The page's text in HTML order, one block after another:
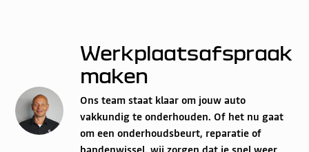
Werkplaatsafspraak
maken
Ons team staat klaar om jouw auto
vakkundig te onderhouden. Of het nu gaat
om een onderhoudsbeurt, reparatie of